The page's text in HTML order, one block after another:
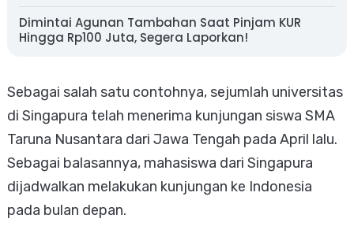
Dimintai Agunan Tambahan Saat Pinjam KUR
Hingga Rp100 Juta, Segera Laporkan!
Sebagai salah satu contohnya, sejumlah universitas
di Singapura telah menerima kunjungan siswa SMA
Taruna Nusantara dari Jawa Tengah pada April lalu.
Sebagai balasannya, mahasiswa dari Singapura
dijadwalkan melakukan kunjungan ke Indonesia
pada bulan depan.